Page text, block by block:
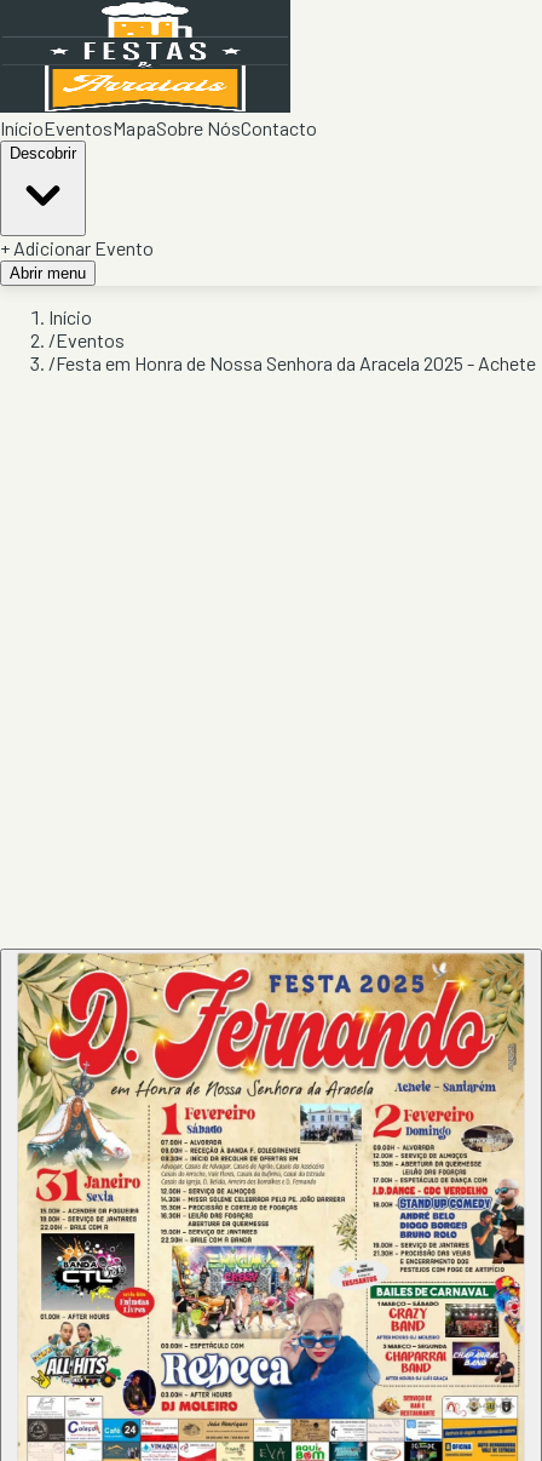
InícioEventosMapaSobre NósContacto
Descobrir
+ Adicionar Evento
Abrir menu
Início
/Eventos
/Festa em Honra de Nossa Senhora da Aracela 2025 - Achete